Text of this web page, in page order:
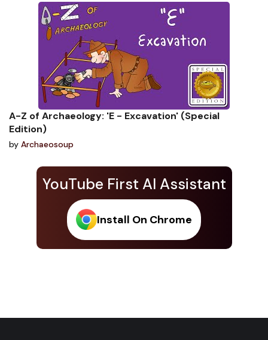
YouTube First AI Assistant
Install On Chrome
A-Z of Archaeology: 'E - Excavation' (Special
Edition)
by Archaeosoup